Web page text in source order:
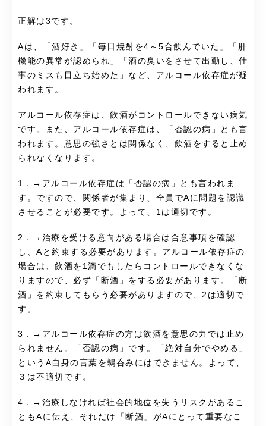
正解は3です。
Aは、「酒好き」「毎日焼酎を4～5合飲んでいた」「肝
機能の異常が認められ」「酒の臭いをさせて出勤し、仕
事のミスも目立ち始めた」など、アルコール依存症が疑
われます。
アルコール依存症は、飲酒がコントロールできない病気
です。また、アルコール依存症は、「否認の病」とも言
われます。意思の強さとは関係なく、飲酒をすると止め
られなくなります。
1．→アルコール依存症は「否認の病」とも言われま
す。ですので、関係者が集まり、全員でAに問題を認識
させることが必要です。よって、1は適切です。
2．→治療を受ける意向がある場合は合意事項を確認
し、Aと約束する必要があります。アルコール依存症の
場合は、飲酒を1滴でもしたらコントロールできなくな
りますので、必ず「断酒」をする必要があります。「断
酒」を約束してもらう必要がありますので、2は適切で
す。
3．→アルコール依存症の方は飲酒を意思の力では止め
られません。「否認の病」です。「絶対自分でやめる」
というA自身の言葉を鵜呑みにはできません。よって、
３は不適切です。
4．→治療しなければ社会的地位を失うリスクがあるこ
ともAに伝え、それだけ「断酒」がAにとって重要なこ